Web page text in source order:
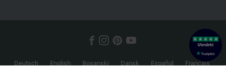
Deutsch English Bosanski Dansk Español Français